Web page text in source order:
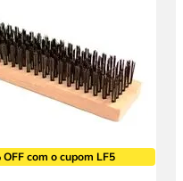
OFF com o cupom LF5